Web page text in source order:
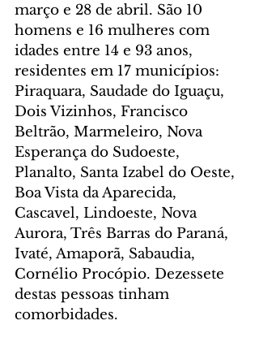
março e 28 de abril. São 10
homens e 16 mulheres com
idades entre 14 e 93 anos,
residentes em 17 municípios:
Piraquara, Saudade do Iguaçu,
Dois Vizinhos, Francisco
Beltrão, Marmeleiro, Nova
Esperança do Sudoeste,
Planalto, Santa Izabel do Oeste,
Boa Vista da Aparecida,
Cascavel, Lindoeste, Nova
Aurora, Três Barras do Paraná,
Ivaté, Amaporã, Sabaudia,
Cornélio Procópio. Dezessete
destas pessoas tinham
comorbidades.